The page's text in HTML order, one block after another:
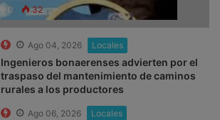
0 32
Ago 04, 2026 Locales
Ingenieros bonaerenses advierten por el
traspaso del mantenimiento de caminos
rurales a los productores
Ago 06, 2026 Locales